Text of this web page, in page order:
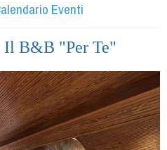
Eventi
Il B&B "Per Te"